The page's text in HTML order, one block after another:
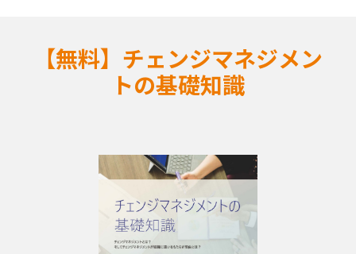
【無料】チェンジマネジメン
トの基礎知識